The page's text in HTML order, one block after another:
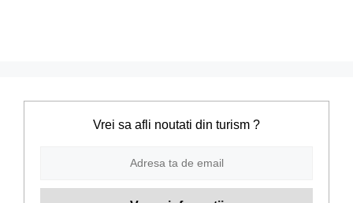
Vrei sa afli noutati din turism ?